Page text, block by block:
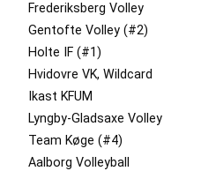
Frederiksberg Volley
Gentofte Volley (#2)
Holte IF (#1)
Hvidovre VK, Wildcard
Ikast KFUM
Lyngby-Gladsaxe Volley
Team Køge (#4)
Aalborg Volleyball